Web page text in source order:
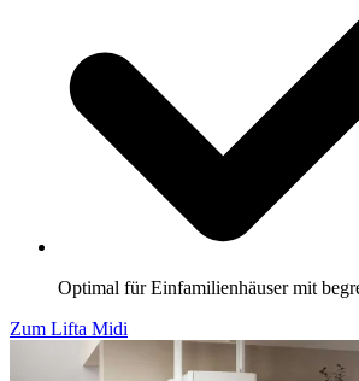
Optimal für Einfamilienhäuser mit
Zum Lifta Midi